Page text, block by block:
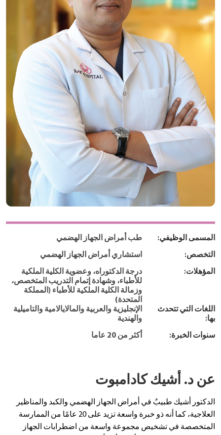
المسمى الوظيفي: طب أمراض الجهاز الهضمي
التخصص: استشاري أمراض الجهاز الهضمي
المؤهلات:
درجة الدكتوراه، وعضوية الكلية الملكية
للأطباء، وشهادة إتمام التدريب المتخصص،
وزمالة الكلية الملكية للأطباء (المملكة
المتحدة)
اللغات التي تتحدث
بها:
الإنجليزية والعربية والمالايالامية والتاميلية
والهندية
سنوات الخبرة: أكثر من 20 عاما
عن د. أشيك كادامبوت
الدكتور أشيك طبيبٌ في أمراض الجهاز الهضمي والكبد والمناظير
العلاجية، كما أنه ذو خبرة واسعة تزيد على 20 عامًا من الممارسة
المتخصصة في تشخيص مجموعة واسعة من اضطرابات الجهاز